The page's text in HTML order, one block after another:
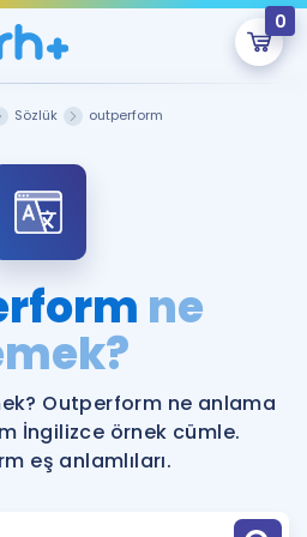
0
Hatırlamıyorum
Şu An Boş.
hazırlayacak onlarca eğitim seni
bekliyor!
İngilizce Gramer
Sözlük outperform
ne
Outperform ne anlama
İngilizce örnek cümle.
eş anlamlıları.